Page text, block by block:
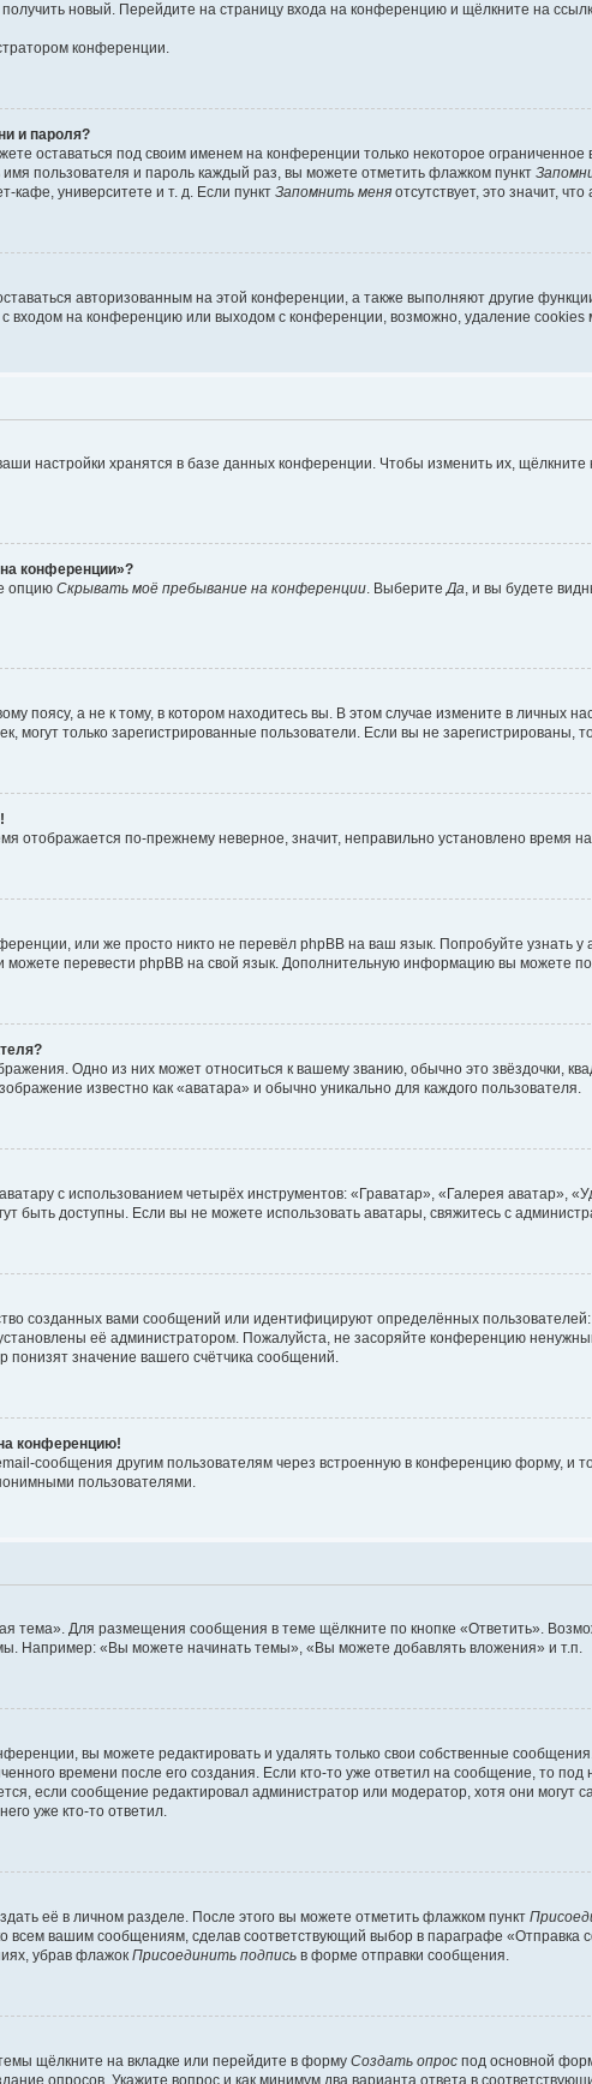
новый. Перейдите на страницу входа на конференцию и щёлкните на
конференции.
и пароля?
оставаться под своим именем на конференции только некоторое
пользователя и пароль каждый раз, вы можете отметить флажком пункт
кафе, университете и т. д. Если пункт Запомнить меня отсутствует, это значит,
авторизованным на этой конференции, а также выполняют другие
входом на конференцию или выходом с конференции, возможно, удаление cookies
настройки хранятся в базе данных конференции. Чтобы изменить их,
конференции»?
опцию Скрывать моё пребывание на конференции. ВыберитеДа, и вы будете
поясу, а не к тому, в котором находитесь вы. В этом случае измените в личных
могут только зарегистрированные пользователи. Если вы не зарегистрированы,
отображается по-прежнему неверное, значит, неправильно установлено время
или же просто никто не перевёл phpBB на ваш язык. Попробуйте узнать
можете перевести phpBB на свой язык. Дополнительную информацию вы можете
Одно из них может относиться к вашему званию, обычно это звёздочки,
известно как «аватара» и обычно уникально для каждого пользователя.
с использованием четырёх инструментов: «Граватар», «Галерея аватар»,
быть доступны. Если вы не можете использовать аватары, свяжитесь с
созданных вами сообщений или идентифицируют определённых
её администратором. Пожалуйста, не засоряйте конференцию
значение вашего счётчика сообщений.
конференцию!
сообщения другим пользователям через встроенную в конференцию форму, и
пользователями.
тема». Для размещения сообщения в теме щёлкните по кнопке «Ответить».
Например: «Вы можете начинать темы», «Вы можете добавлять вложения» и т.п.
вы можете редактировать и удалять только свои собственные
времени после его создания. Если кто-то уже ответил на сообщение, то
если сообщение редактировал администратор или модератор, хотя они могут
уже кто-то ответил.
её в личном разделе. После этого вы можете отметить флажком пункт
всем вашим сообщениям, сделав соответствующий выбор в параграфе
убрав флажок Присоединить подпись в форме отправки сообщения.
щёлкните на вкладке или перейдите в форму Создать опрос под основной
опросов. Укажите вопрос и как минимум два варианта ответа в